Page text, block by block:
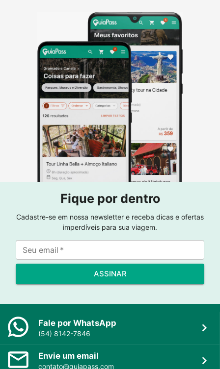
Fique por dentro
Cadastre-se em nossa newsletter e receba dicas e ofertas
imperdíveis para sua viagem.
Seu email *
ASSINAR
Fale por WhatsApp
(54) 8142-7846
Envie um email
contato@guiapass.com